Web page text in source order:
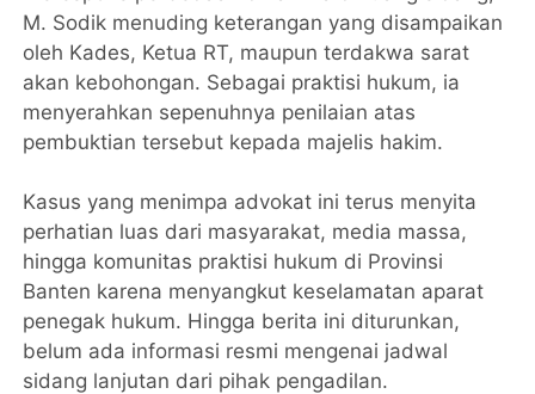
M. Sodik menuding keterangan yang disampaikan
oleh Kades, Ketua RT, maupun terdakwa sarat
akan kebohongan. Sebagai praktisi hukum, ia
menyerahkan sepenuhnya penilaian atas
pembuktian tersebut kepada majelis hakim.
Kasus yang menimpa advokat ini terus menyita
perhatian luas dari masyarakat, media massa,
hingga komunitas praktisi hukum di Provinsi
Banten karena menyangkut keselamatan aparat
penegak hukum. Hingga berita ini diturunkan,
belum ada informasi resmi mengenai jadwal
sidang lanjutan dari pihak pengadilan.